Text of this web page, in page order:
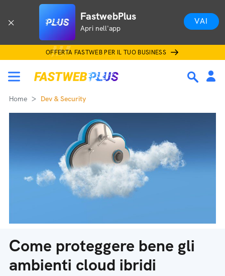
FastwebPlus
Apri nell'app
VAI
OFFERTA FASTWEB PER IL TUO BUSINESS
Home Dev & Security
Come proteggere bene gli
ambienti cloud ibridi